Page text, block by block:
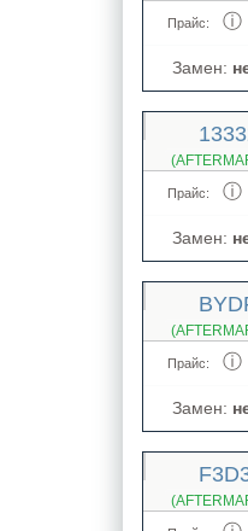
Прайс:
Замен:
Прайс:
Замен:
Прайс:
Замен: